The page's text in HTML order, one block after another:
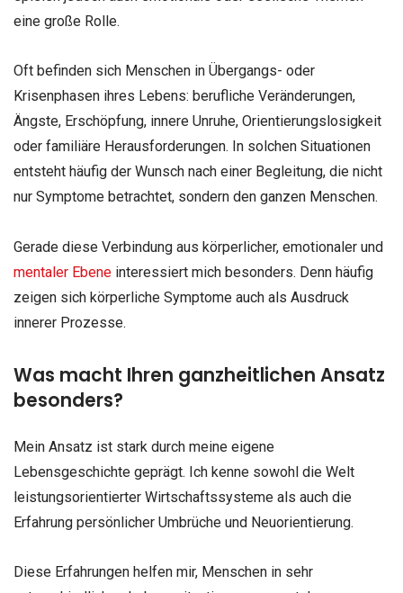
eine große Rolle.
Oft befinden sich Menschen in Übergangs- oder
Krisenphasen ihres Lebens: berufliche Veränderungen,
Ängste, Erschöpfung, innere Unruhe, Orientierungslosigkeit
oder familiäre Herausforderungen. In solchen Situationen
entsteht häufig der Wunsch nach einer Begleitung, die nicht
nur Symptome betrachtet, sondern den ganzen Menschen.
Gerade diese Verbindung aus körperlicher, emotionaler und
mentaler Ebene interessiert mich besonders. Denn häufig
zeigen sich körperliche Symptome auch als Ausdruck
innerer Prozesse.
Was macht Ihren ganzheitlichen Ansatz
besonders?
Mein Ansatz ist stark durch meine eigene
Lebensgeschichte geprägt. Ich kenne sowohl die Welt
leistungsorientierter Wirtschaftssysteme als auch die
Erfahrung persönlicher Umbrüche und Neuorientierung.
Diese Erfahrungen helfen mir, Menschen in sehr